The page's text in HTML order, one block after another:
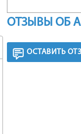
ОТЗЫВЫ ОБ
ОСТАВИТЬ